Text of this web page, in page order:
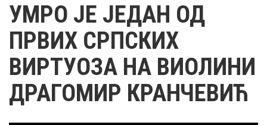
УМРО ЈЕ ЈЕДАН ОД
ПРВИХ СРПСКИХ
ВИРТУОЗА НА ВИОЛИНИ
ДРАГОМИР КРАНЧЕВИЋ